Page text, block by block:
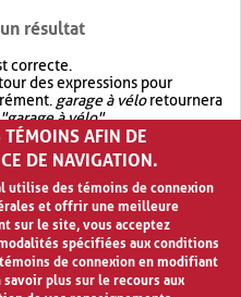
résultat
correcte.
des expressions pour
garage à véloretournera
"garage à vélo".
avec OR.garage OR vélo
quegarage à vélo
TÉMOINS AFIN DE
DE NAVIGATION.
utilise des témoins de connexion
et offrir une meilleure
sur le site, vous acceptez
spécifiées aux conditions
de connexion en modifiant
plus sur le recours aux